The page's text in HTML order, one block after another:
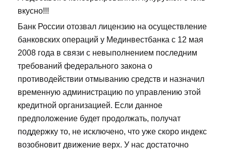
вкусно!!!
Банк России отозвал лицензию на осуществление
банковских операций у Мединвестбанка с 12 мая
2008 года в связи с невыполнением последним
требований федерального закона о
противодействии отмыванию средств и назначил
временную администрацию по управлению этой
кредитной организацией. Если данное
предположение будет продолжать, получат
поддержку то, не исключено, что уже скоро индекс
возобновит движение верх. У нас достаточно